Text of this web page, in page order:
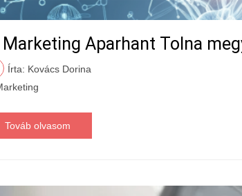
Marketing Aparhant Tolna
Írta: Kovács Dorina
Továb olvasom